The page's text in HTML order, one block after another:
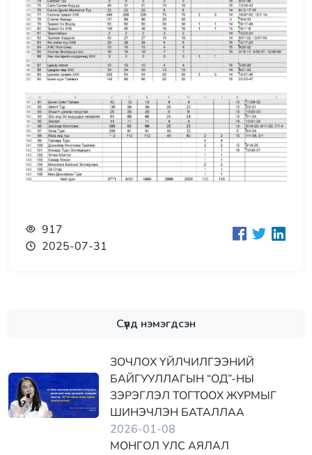
917
2025-07-31
Сүүлд нэмэгдсэн
ЗОЧЛОХ ҮЙЛЧИЛГЭЭНИЙ
БАЙГУУЛЛАГЫН “ОД”-НЫ
ЗЭРЭГЛЭЛ ТОГТООХ ЖУРМЫГ
ШИНЭЧЛЭН БАТАЛЛАА
2026-01-08
МОНГОЛ УЛС АЯЛАЛ